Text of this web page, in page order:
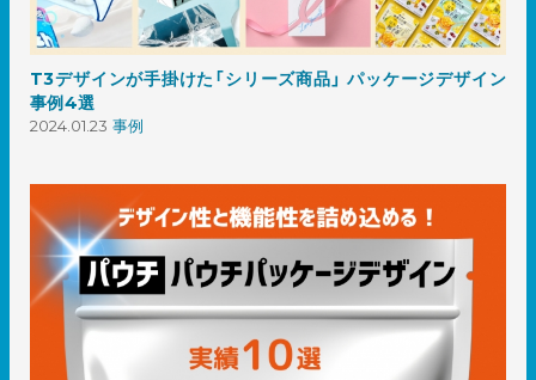
T3デザインが手掛けた「シリーズ商品」 パッケージデザイン
事例4選
2024.01.23 事例